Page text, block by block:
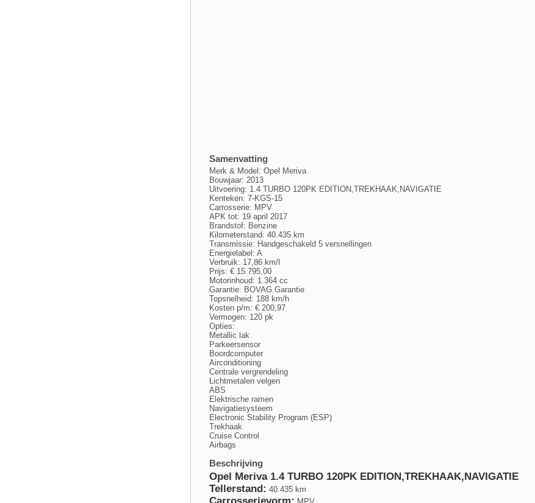
Samenvatting
Merk & Model: Opel Meriva
Bouwjaar: 2013
Uitvoering: 1.4 TURBO 120PK EDITION,TREKHAAK,NAVIGATIE
Kenteken: 7-KGS-15
Carrosserie: MPV
APK tot: 19 april 2017
Brandstof: Benzine
Kilometerstand: 40.435 km
Transmissie: Handgeschakeld 5 versnellingen
Energielabel: A
Verbruik: 17,86 km/l
Prijs: € 15.795,00
Motorinhoud: 1.364 cc
Garantie: BOVAG Garantie
Topsnelheid: 188 km/h
Kosten p/m: € 200,97
Vermogen: 120 pk
Opties:
Metallic lak
Parkeersensor
Boordcomputer
Airconditioning
Centrale vergrendeling
Lichtmetalen velgen
ABS
Elektrische ramen
Navigatiesysteem
Electronic Stability Program (ESP)
Trekhaak
Cruise Control
Airbags
Beschrijving
Opel Meriva 1.4 TURBO 120PK EDITION,TREKHAAK,NAVIGATIE
Tellerstand: 40.435 km